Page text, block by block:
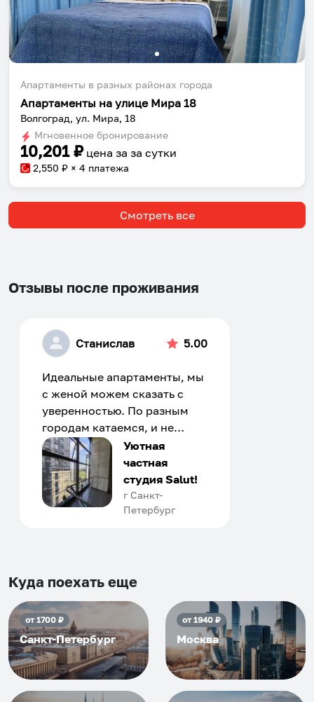
Апартаменты в разных районах города
Апартаменты на улице Мира 18
Волгоград, ул. Мира, 18
Мгновенное бронирование
10,201₽ цена за за сутки
2,550 ₽ × 4 платежа
Смотреть все
Отзывы после проживания
Станислав 5.00
Идеальные апартаменты, мы
с женой можем сказать с
уверенностью. По разным
городам катаемся, и не
только в России. Сервис на
отличном уровне. Хозяин
апартаментов доброй души
человек, всегда можно
договориться, подскажет
приезжать еще...
Уютная
частная
студия Salut!
г Санкт-
Петербург
Куда поехать еще
от1700₽
Санкт-Петербург
от1940₽
Москва